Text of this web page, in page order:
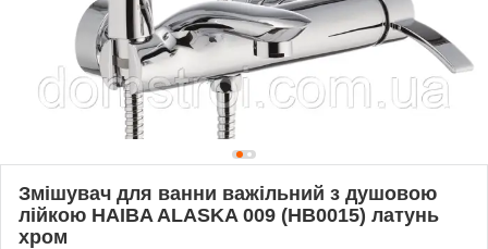
Змішувач для ванни важільний з душовою
лійкою HAIBA ALASKA 009 (HB0015) латунь
хром